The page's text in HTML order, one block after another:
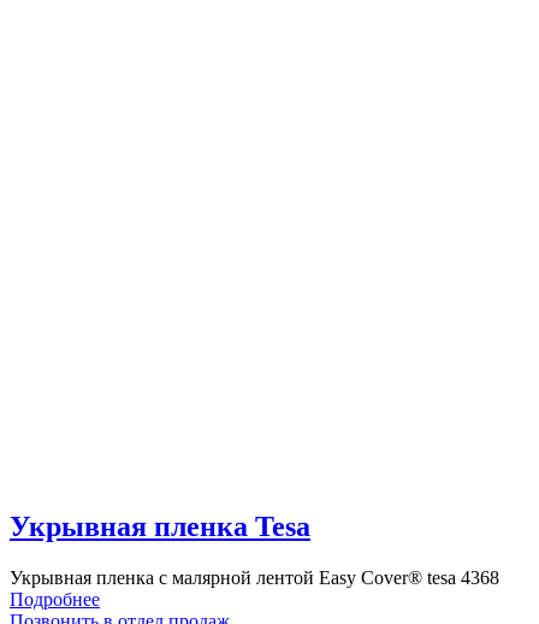
Укрывная пленка Tesa
Укрывная пленка с малярной лентой Easy Cover® tesa 4368
Подробнее